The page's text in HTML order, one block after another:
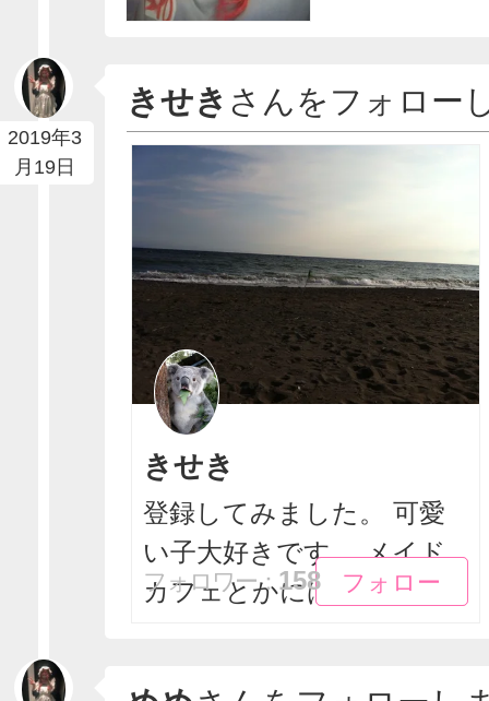
2019年3
月19日
きせき さんをフォロー
きせき
登録してみました。 可愛
い子大好きです。 メイド
カフェとかにはあ...フォロー
フォロー
フォロワー：158